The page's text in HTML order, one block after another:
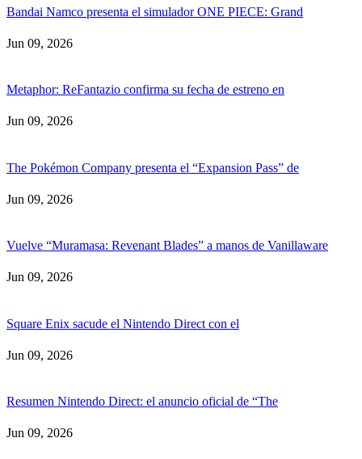
Bandai Namco presenta el simulador ONE PIECE: Grand
Jun 09, 2026
Metaphor: ReFantazio confirma su fecha de estreno en
Jun 09, 2026
The Pokémon Company presenta el “Expansion Pass” de
Jun 09, 2026
Vuelve “Muramasa: Revenant Blades” a manos de Vanillaware
Jun 09, 2026
Square Enix sacude el Nintendo Direct con el
Jun 09, 2026
Resumen Nintendo Direct: el anuncio oficial de “The
Jun 09, 2026